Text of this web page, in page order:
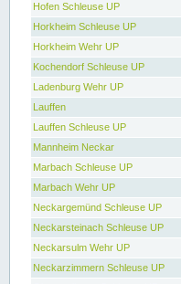
Hofen Schleuse UP
Horkheim Schleuse UP
Horkheim Wehr UP
Kochendorf Schleuse UP
Ladenburg Wehr UP
Lauffen
Lauffen Schleuse UP
Mannheim Neckar
Marbach Schleuse UP
Marbach Wehr UP
Neckargemünd Schleuse UP
Neckarsteinach Schleuse UP
Neckarsulm Wehr UP
Neckarzimmern Schleuse UP